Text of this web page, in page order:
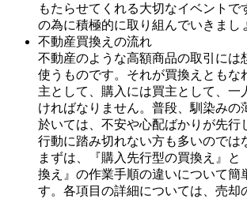
もたらせてくれる大切なイベントで
の為に積極的に取り組んでいきまし
不動産買換えの流れ
不動産のような高額商品の取引には
使うものです。それが買換えともな
主として、購入には買主として、一
ければなりません。普段、馴染みの
於いては、不安や心配ばかりが先行
行動に踏み切れない方も多いのでは
まずは、『購入先行型の買換え』と
換え』の作業手順の違いについて簡
す。各項目の詳細については、売却